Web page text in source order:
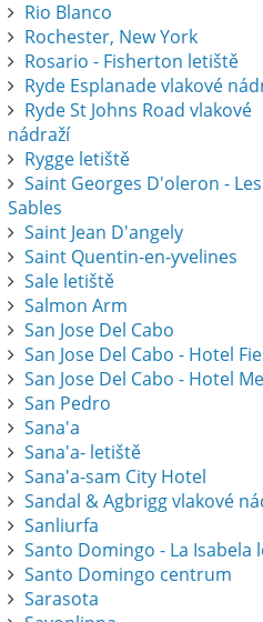
Rio Blanco
Rochester, New York
Rosario - Fisherton letiště
Ryde Esplanade vlakové
Ryde St Johns Road vlakové
nádraží
Rygge letiště
Saint Georges D'oleron - Les
Sables
Saint Jean D'angely
Saint Quentin-en-yvelines
Sale letiště
Salmon Arm
San Jose Del Cabo
San Jose Del Cabo - Hotel
San Jose Del Cabo - Hotel
San Pedro
Sana'a
Sana'a- letiště
Sana'a-sam City Hotel
Sandal & Agbrigg vlakové
Sanliurfa
Santo Domingo - La Isabela
Santo Domingo centrum
Sarasota